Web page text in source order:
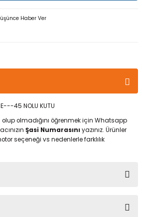
Haber Ver
45 NOLU KUTU
olmadığını öğrenmek için Whatsapp
Şasi Numarasını yazınız. Ürünler
seçeneği vs nedenlerle farklılık